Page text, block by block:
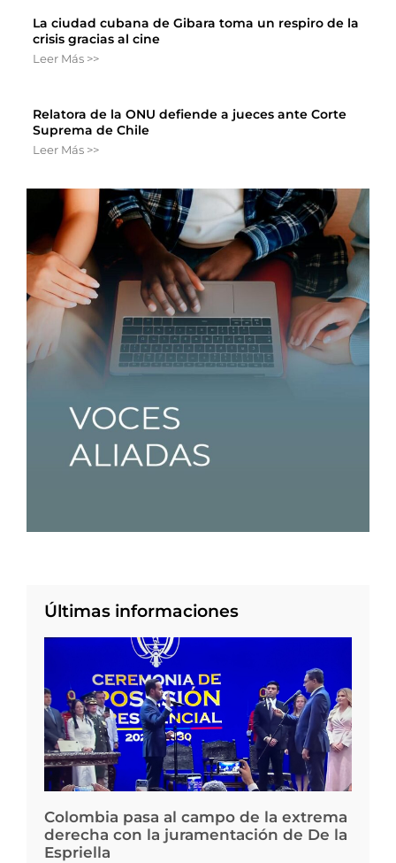
La ciudad cubana de Gibara toma un respiro de la
crisis gracias al cine
Leer Más >>
Relatora de la ONU defiende a jueces ante Corte
Suprema de Chile
Leer Más >>
Últimas informaciones
Colombia pasa al campo de la extrema
derecha con la juramentación de De la
Espriella